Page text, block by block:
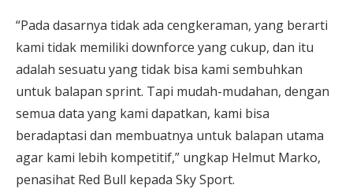
“Pada dasarnya tidak ada cengkeraman, yang berarti
kami tidak memiliki downforce yang cukup, dan itu
adalah sesuatu yang tidak bisa kami sembuhkan
untuk balapan sprint. Tapi mudah-mudahan, dengan
semua data yang kami dapatkan, kami bisa
beradaptasi dan membuatnya untuk balapan utama
agar kami lebih kompetitif,” ungkap Helmut Marko,
penasihat Red Bull kepada Sky Sport.